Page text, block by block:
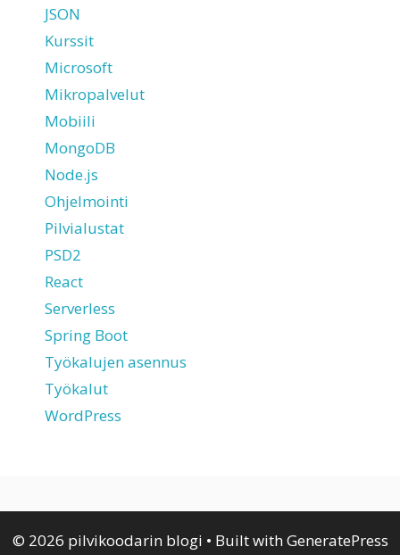
JSON
Kurssit
Microsoft
Mikropalvelut
Mobiili
MongoDB
Node.js
Ohjelmointi
Pilvialustat
PSD2
React
Serverless
Spring Boot
Työkalujen asennus
Työkalut
WordPress
© 2026 pilvi­koodarin blogi • Built withGeneratePress